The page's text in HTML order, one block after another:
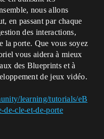
nous allons
en passant par chaque
des interactions,
la porte. Que vous soyez
vous aidera à mieux
des Blueprints et à
de jeux vidéo.
learning/tutorials/eB
de-cle-et-de-porte